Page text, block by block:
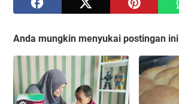
Anda mungkin menyukai postingan ini